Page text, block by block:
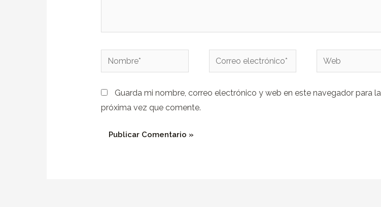
Nombre*
Correo
electrónico*
Web
Guarda mi nombre, correo electrónico y web en este navegador para la
próxima vez que comente.